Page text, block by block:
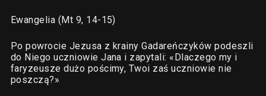
Ewangelia (Mt 9, 14-15)
Po powrocie Jezusa z krainy Gadareńczyków podeszli
do Niego uczniowie Jana i zapytali: «Dlaczego my i
faryzeusze dużo pościmy, Twoi zaś uczniowie nie
poszczą?»